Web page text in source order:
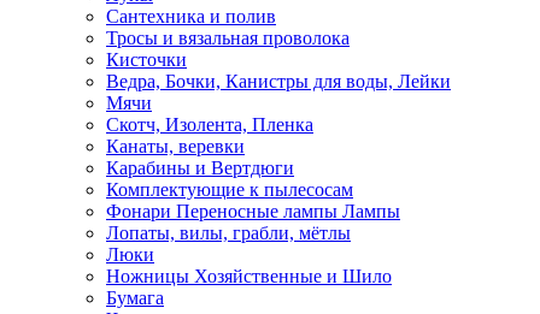
Сантехника и полив
Тросы и вязальная проволока
Кисточки
Ведра, Бочки, Канистры для воды, Лейки
Мячи
Скотч, Изолента, Пленка
Канаты, веревки
Карабины и Вертдюги
Комплектующие к пылесосам
Фонари Переносные лампы Лампы
Лопаты, вилы, грабли, мётлы
Люки
Ножницы Хозяйственные и Шило
Бумага